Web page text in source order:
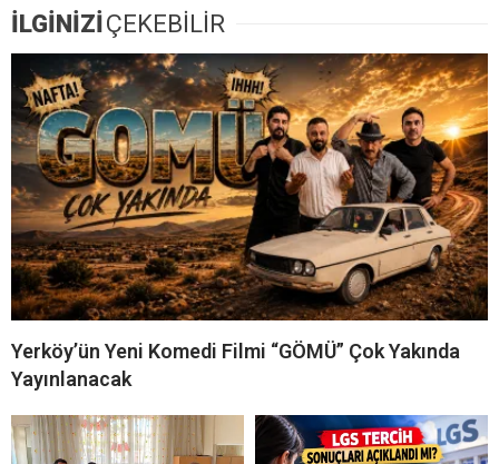
İLGİNİZİÇEKEBİLİR
Yerköy’ün Yeni Komedi Filmi “GÖMÜ” Çok Yakında
Yayınlanacak